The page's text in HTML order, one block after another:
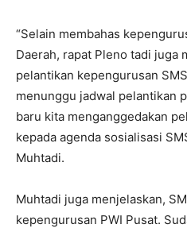
“Selain membahas
Daerah, rapat Pleno tadi juga
pelantikan kepengurusan
menunggu jadwal pelantikan
baru kita menganggedakan
kepada agenda sosialisasi
Muhtadi.
Muhtadi juga menjelaskan,
kepengurusan PWI Pusat.